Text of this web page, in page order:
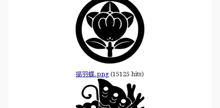
揚羽蝶.png (15125 hits)